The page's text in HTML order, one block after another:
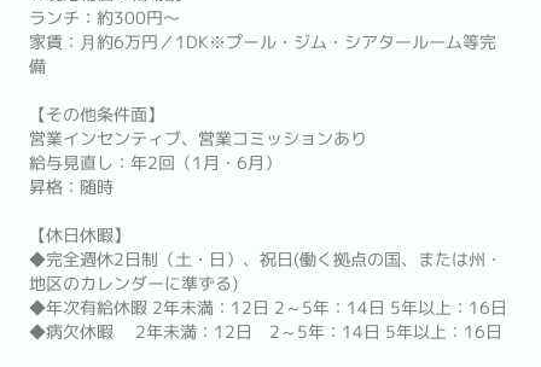
ランチ：約300円〜
家賃：⽉約6万円／1DK※プール・ジム・シアタールーム等完
備
【その他条件面】
営業インセンティブ、営業コミッションあり
給与見直し：年2回（1月・6月）
昇格：随時
【休日休暇】
◆完全週休2日制（土・日）、祝日(働く拠点の国、または州・
地区のカレンダーに準ずる)
◆年次有給休暇 2年未満：12日 2～5年：14日 5年以上：16日
◆病欠休暇 2年未満：12日 2～5年：14日 5年以上：16日